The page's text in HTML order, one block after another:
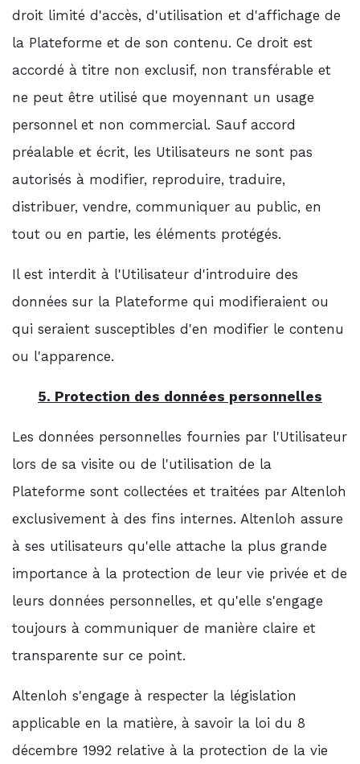
droit limité d'accès, d'utilisation et d'affichage de
la Plateforme et de son contenu. Ce droit est
accordé à titre non exclusif, non transférable et
ne peut être utilisé que moyennant un usage
personnel et non commercial. Sauf accord
préalable et écrit, les Utilisateurs ne sont pas
autorisés à modifier, reproduire, traduire,
distribuer, vendre, communiquer au public, en
tout ou en partie, les éléments protégés.
Il est interdit à l'Utilisateur d'introduire des
données sur la Plateforme qui modifieraient ou
qui seraient susceptibles d'en modifier le contenu
ou l'apparence.
5. Protection des données personnelles
Les données personnelles fournies par l'Utilisateur
lors de sa visite ou de l'utilisation de la
Plateforme sont collectées et traitées par Altenloh
exclusivement à des fins internes. Altenloh assure
à ses utilisateurs qu'elle attache la plus grande
importance à la protection de leur vie privée et de
leurs données personnelles, et qu'elle s'engage
toujours à communiquer de manière claire et
transparente sur ce point.
Altenloh s'engage à respecter la législation
applicable en la matière, à savoir la loi du 8
décembre 1992 relative à la protection de la vie